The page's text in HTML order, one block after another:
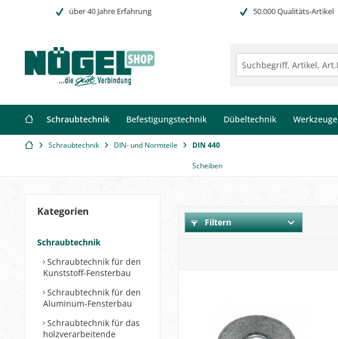
über 40 Jahre Erfahrung 50.000 Qualitäts-Artikel
Schraubtechnik Befestigungstechnik Dübeltechnik Werkzeuge
Schraubtechnik DIN- und Normteile DIN 440
Scheiben
Kategorien
Schraubtechnik
Schraubtechnik für den
Kunststoff-Fensterbau
Schraubtechnik für den
Aluminum-Fensterbau
Schraubtechnik für das
holzverarbeitende
Filtern